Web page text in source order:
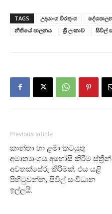
TAGS උදයාංග වීරතුංග
නීතියේ පාලනය
ශ්‍රී ලංකාව සිවිල්
Previous article
කාන්තා හා ළමා කටයුතු
අමාත්‍යාංශය අහෝසි කිරීම ස්ත්‍රීන්
අවතක්සේරු කිරීමක්; එය යළි
පිහිටුවන්න, සිවිල් සංවිධාන
ඉල්ලයි.